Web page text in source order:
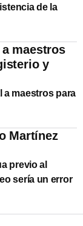
de la
maestros
y
a maestros para
Martínez
previo al
sería un error